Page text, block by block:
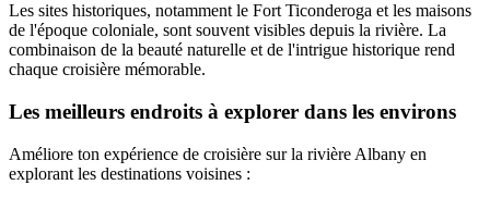
Les sites historiques, notamment le Fort Ticonderoga et les maisons
de l'époque coloniale, sont souvent visibles depuis la rivière. La
combinaison de la beauté naturelle et de l'intrigue historique rend
chaque croisière mémorable.
Les meilleurs endroits à explorer dans les environs
Améliore ton expérience de croisière sur la rivière Albany en
explorant les destinations voisines :